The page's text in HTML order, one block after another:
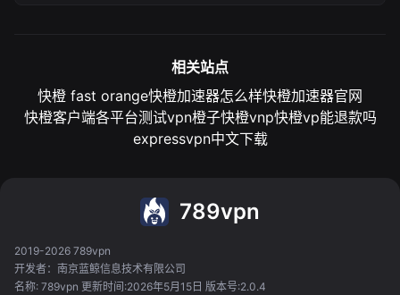
相关站点
快橙 fast orange快橙加速器怎么样快橙加速器官网
快橙客户端各平台测试vpn橙子快橙vnp快橙vp能退款吗
expressvpn中文下载
789vpn
2019-2026 789vpn
开发者：南京蓝鲸信息技术有限公司
名称: 789vpn 更新时间:2026年5月15日 版本号:2.0.4